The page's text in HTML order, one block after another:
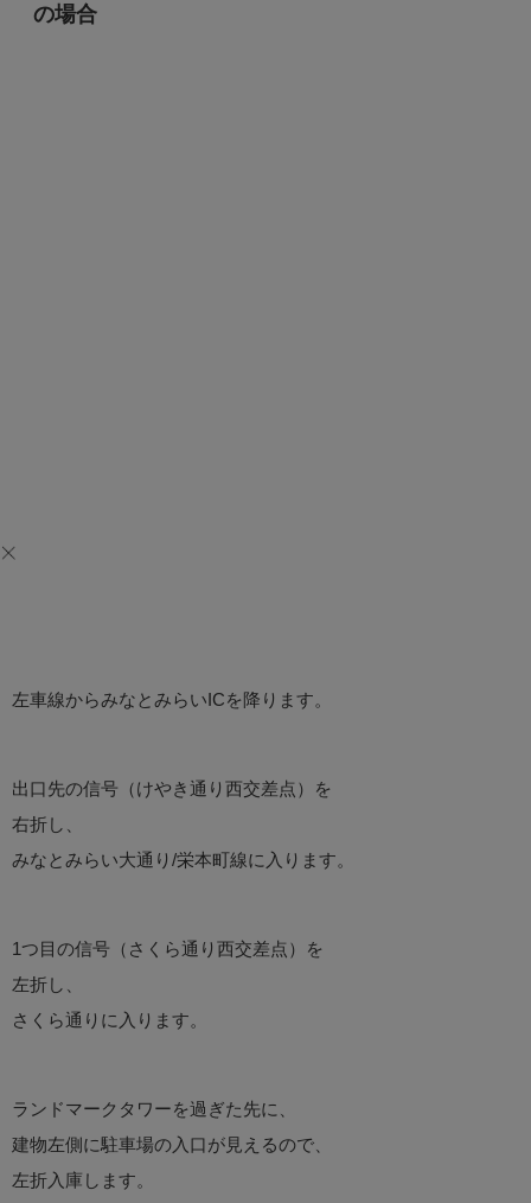
の場合
左車線からみなとみらいICを降ります。
出口先の信号（けやき通り西交差点）を
右折し、
みなとみらい大通り/栄本町線に入ります。
1つ目の信号（さくら通り西交差点）を
左折し、
さくら通りに入ります。
ランドマークタワーを過ぎた先に、
建物左側に駐車場の入口が見えるので、
左折入庫します。